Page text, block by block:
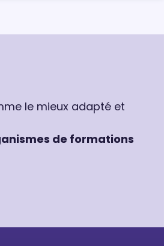
le mieux adapté et
de formations